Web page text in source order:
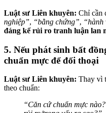
Luật sư Liên khuyên: Chỉ cần
nghiệp”, “bằng chứng”, “hành
đáng kể rủi ro tranh luận lan
5. Nếu phát sinh bất
chuẩn mực để đối thoại
Luật sư Liên khuyên: Thay vì
theo chuẩn:
“Căn cứ chuẩn mực